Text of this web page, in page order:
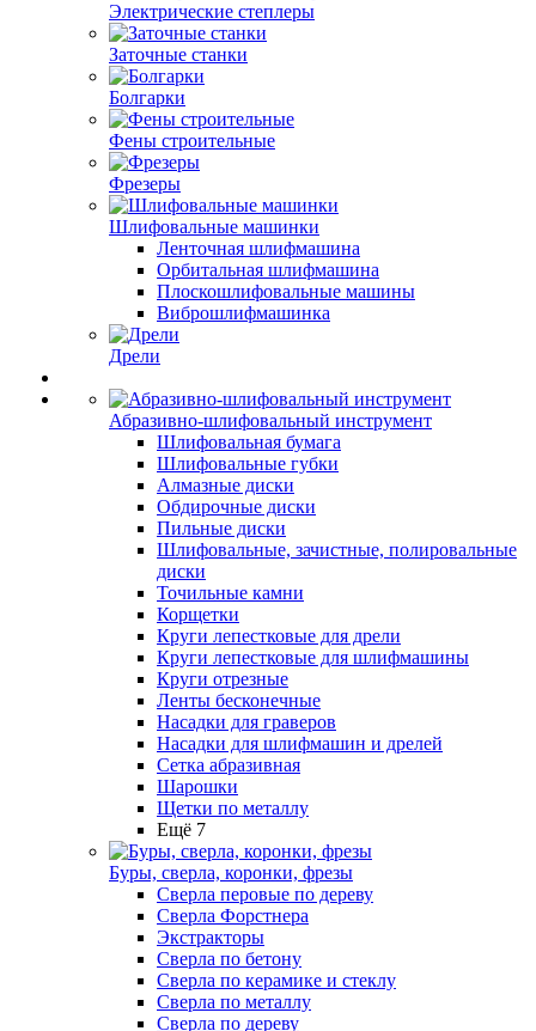
Электрические степлеры
Заточные станки
Болгарки
Фены строительные
Фрезеры
Шлифовальные машинки
Ленточная шлифмашина
Орбитальная шлифмашина
Плоскошлифовальные машины
Виброшлифмашинка
Дрели
Абразивно-шлифовальный инструмент
Шлифовальная бумага
Шлифовальные губки
Алмазные диски
Обдирочные диски
Пильные диски
Шлифовальные, зачистные, полировальные
диски
Точильные камни
Корщетки
Круги лепестковые для дрели
Круги лепестковые для шлифмашины
Круги отрезные
Ленты бесконечные
Насадки для граверов
Насадки для шлифмашин и дрелей
Сетка абразивная
Шарошки
Щетки по металлу
Ещё 7
Буры, сверла, коронки, фрезы
Сверла перовые по дереву
Сверла Форстнера
Экстракторы
Сверла по бетону
Сверла по керамике и стеклу
Сверла по металлу
Сверла по дереву